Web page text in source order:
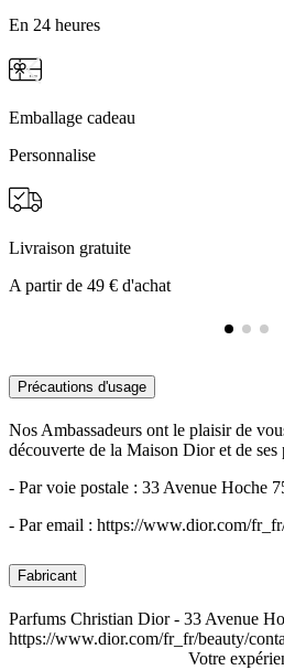
En 24 heures
Emballage cadeau
Personnalise
Livraison gratuite
A partir de 49 € d'achat
Précautions d'usage
Nos Ambassadeurs ont le plaisir de
découverte de la Maison Dior et de ses
- Par voie postale : 33 Avenue Hoche
- Par email : https://www.dior.com/
Fabricant
Parfums Christian Dior - 33 Avenue
https://www.dior.com/fr_fr/beauty/
Votre